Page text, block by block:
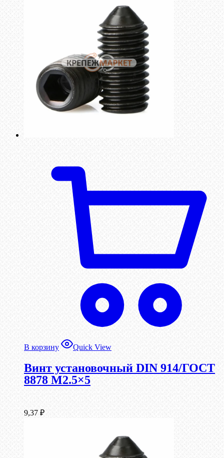
В корзину Quick View
Винт установочный DIN 914/ГОСТ
8878 M2.5×5
9,37 ₽